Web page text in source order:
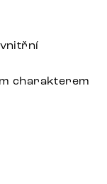
vnitřní
charakterem